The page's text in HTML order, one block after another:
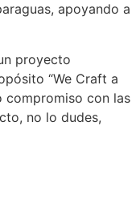
apoyando a
proyecto
“We Craft a
compromiso con las
no lo dudes,